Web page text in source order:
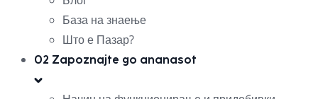
База на знаење
Што е Пазар?
02 Zapoznajte go ananasot